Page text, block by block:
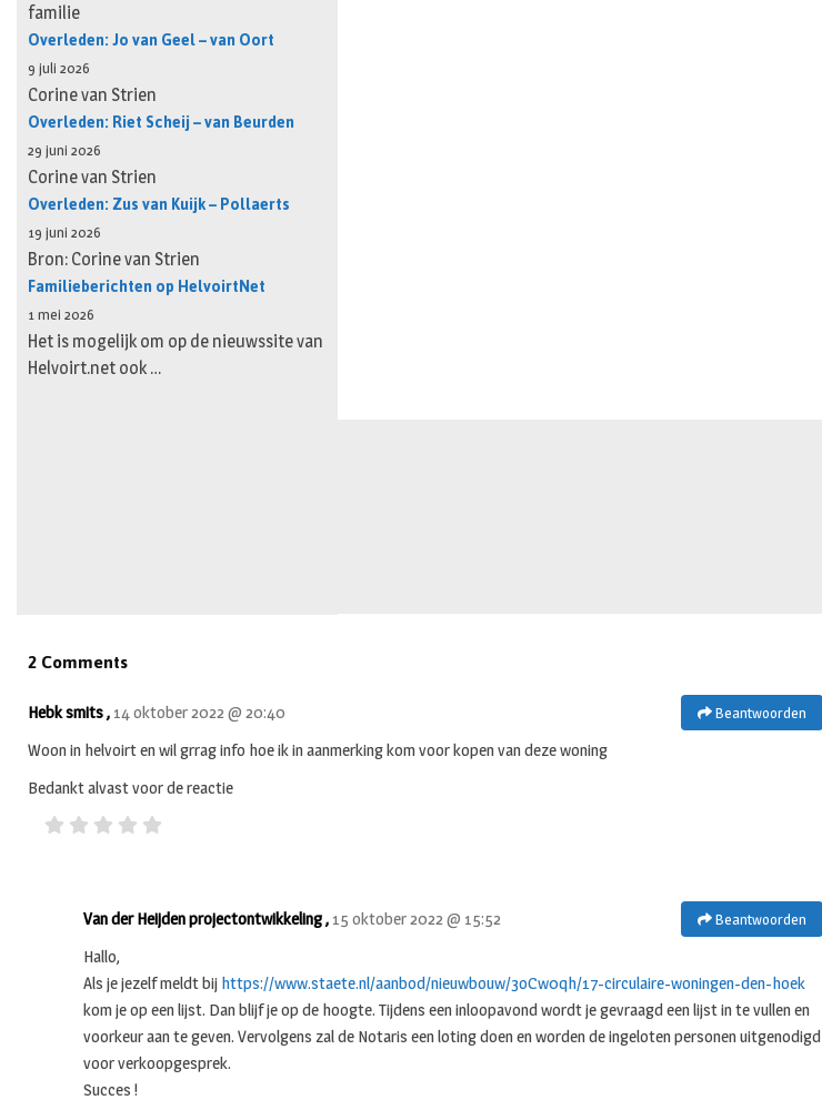
familie
Overleden: Jo van Geel – van Oort
9 juli 2026
Corine van Strien
Overleden: Riet Scheij – van Beurden
29 juni 2026
Corine van Strien
Overleden: Zus van Kuijk – Pollaerts
19 juni 2026
Bron: Corine van Strien
Familieberichten op HelvoirtNet
1 mei 2026
Het is mogelijk om op de nieuwssite van
Helvoirt.net ook …
2 Comments
Beantwoorden
Hebk smits , 14 oktober 2022 @ 20:40
Woon in helvoirt en wil grrag info hoe ik in aanmerking kom voor kopen van deze woning
Bedankt alvast voor de reactie
Beantwoorden
Van der Heijden projectontwikkeling , 15 oktober 2022 @ 15:52
Hallo,
Als je jezelf meldt bij https://www.staete.nl/aanbod/nieuwbouw/3oCw0qh/17-circulaire-woningen-den-hoek
kom je op een lijst. Dan blijf je op de hoogte. Tijdens een inloopavond wordt je gevraagd een lijst in te vullen en
voorkeur aan te geven. Vervolgens zal de Notaris een loting doen en worden de ingeloten personen uitgenodigd
voor verkoopgesprek.
Succes !